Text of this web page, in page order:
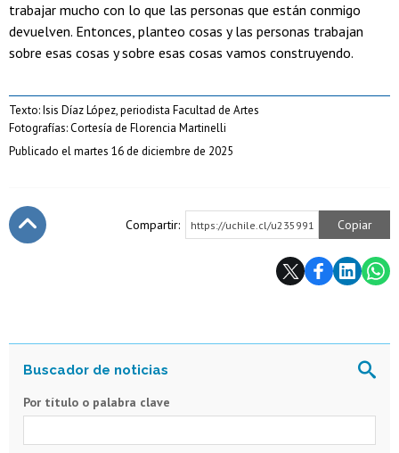
trabajar mucho con lo que las personas que están conmigo
devuelven. Entonces, planteo cosas y las personas trabajan
sobre esas cosas y sobre esas cosas vamos construyendo.
Texto: Isis Díaz López, periodista Facultad de Artes
Fotografías: Cortesía de Florencia Martinelli
Publicado el martes 16 de diciembre de 2025
Compartir: https://uchile.cl/u235991 Copiar
Por título o palabra clave